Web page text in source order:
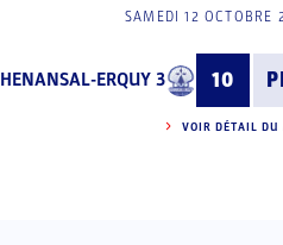
SAMEDI 12 OCTOBRE
HENANSAL-ERQUY 3 10
VOIR DÉTAIL DU